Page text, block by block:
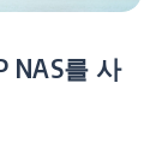
NAS를 사